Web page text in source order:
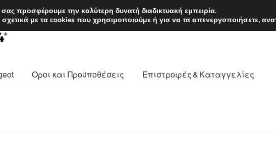
από 7 EUR Δευτέρα-Παρ.
Οροι και Προϋποθέσεις Επιστροφές & Καταγγελίες
προσφέρουμε την καλύτερη δυνατή διαδικτυακή εμπειρία.
με τα cookies που χρησιμοποιούμε ή για να τα απενεργοποιήσετε,